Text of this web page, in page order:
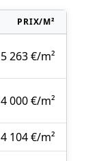
PRIX/M²
5 263 €/m²
4 000 €/m²
4 104 €/m²